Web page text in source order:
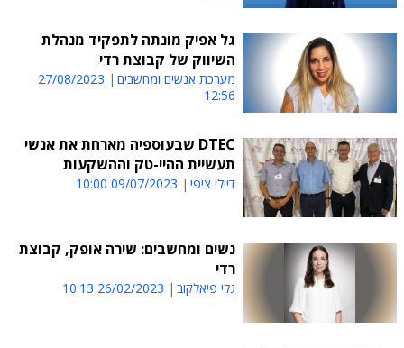
גל אפיק מונתה לתפקיד מנהלת
השיווק של קבוצת רדי
מערכת אנשים ומחשבים
27/08/2023
12:56
DTEC שבעוספיה מארחת את אנשי
תעשיית ההיי-טק וההשקעות
דיילי ציפי 09/07/2023 10:00
נשים ומחשבים: שירה אופק, קבוצת
רדי
גלי פיאלקוב 26/02/2023 10:13